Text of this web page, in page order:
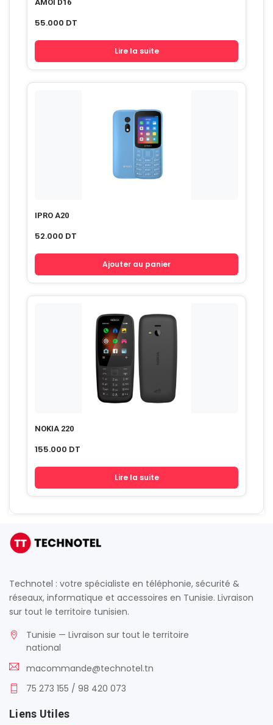
AMOI D16
55.000 DT
Lire la suite
IPRO A20
52.000 DT
Ajouter au panier
NOKIA 220
155.000 DT
Lire la suite
Technotel : votre spécialiste en téléphonie, sécurité &
réseaux, informatique et accessoires en Tunisie. Livraison
sur tout le territoire tunisien.
Tunisie — Livraison sur tout le territoire
national
macommande@technotel.tn
75 273 155 / 98 420 073
Liens Utiles